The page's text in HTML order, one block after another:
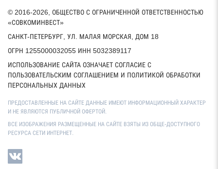
© 2016-2026, ОБЩЕСТВО С ОГРАНИЧЕННОЙ ОТВЕТСТВЕННОСТЬЮ
«СОВКОМИНВЕСТ»
САНКТ-ПЕТЕРБУРГ, УЛ. МАЛАЯ МОРСКАЯ, ДОМ 18
ОГРН 1255000032055 ИНН 5032389117
ИСПОЛЬЗОВАНИЕ САЙТА ОЗНАЧАЕТ СОГЛАСИЕ С
ПОЛЬЗОВАТЕЛЬСКИМ СОГЛАШЕНИЕМ И ПОЛИТИКОЙ ОБРАБОТКИ
ПЕРСОНАЛЬНЫХ ДАННЫХ
ПРЕДОСТАВЛЕННЫЕ НА САЙТЕ ДАННЫЕ ИМЕЮТ ИНФОРМАЦИОННЫЙ ХАРАКТЕР
И НЕ ЯВЛЯЮТСЯ ПУБЛИЧНОЙ ОФЕРТОЙ.
ВСЕ ИЗОБРАЖЕНИЯ РАЗМЕЩЕННЫЕ НА САЙТЕ ВЗЯТЫ ИЗ ОБЩЕ-ДОСТУПНОГО
РЕСУРСА СЕТИ ИНТЕРНЕТ.